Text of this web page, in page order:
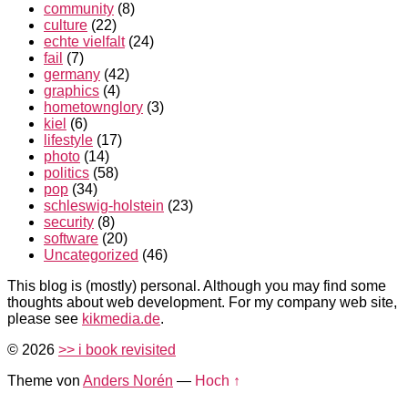
community (8)
culture (22)
echte vielfalt(24)
fail (7)
germany (42)
graphics (4)
hometownglory (3)
kiel (6)
lifestyle (17)
photo (14)
politics (58)
pop (34)
schleswig-holstein (23)
security (8)
software (20)
Uncategorized (46)
This blog is (mostly) personal. Although you may find some
thoughts about web development. For my company web site,
please see kikmedia.de.
© 2026 >> i book revisited
Theme von Anders Norén — Hoch ↑